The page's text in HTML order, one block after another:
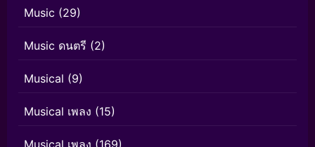
Music (29)
Music ดนตรี (2)
Musical (9)
Musical เพลง (15)
Musical เพลง (169)